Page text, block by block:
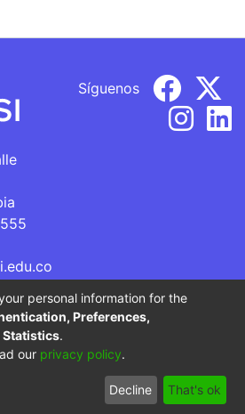
Síguenos
es una Institución de Educación
sujeta a inspección y vigilancia
de Educación Nacional.
End User
Agreement
Send
Feedback
personal information for the
Preferences,
Statistics.
our privacy policy.
Decline That's ok